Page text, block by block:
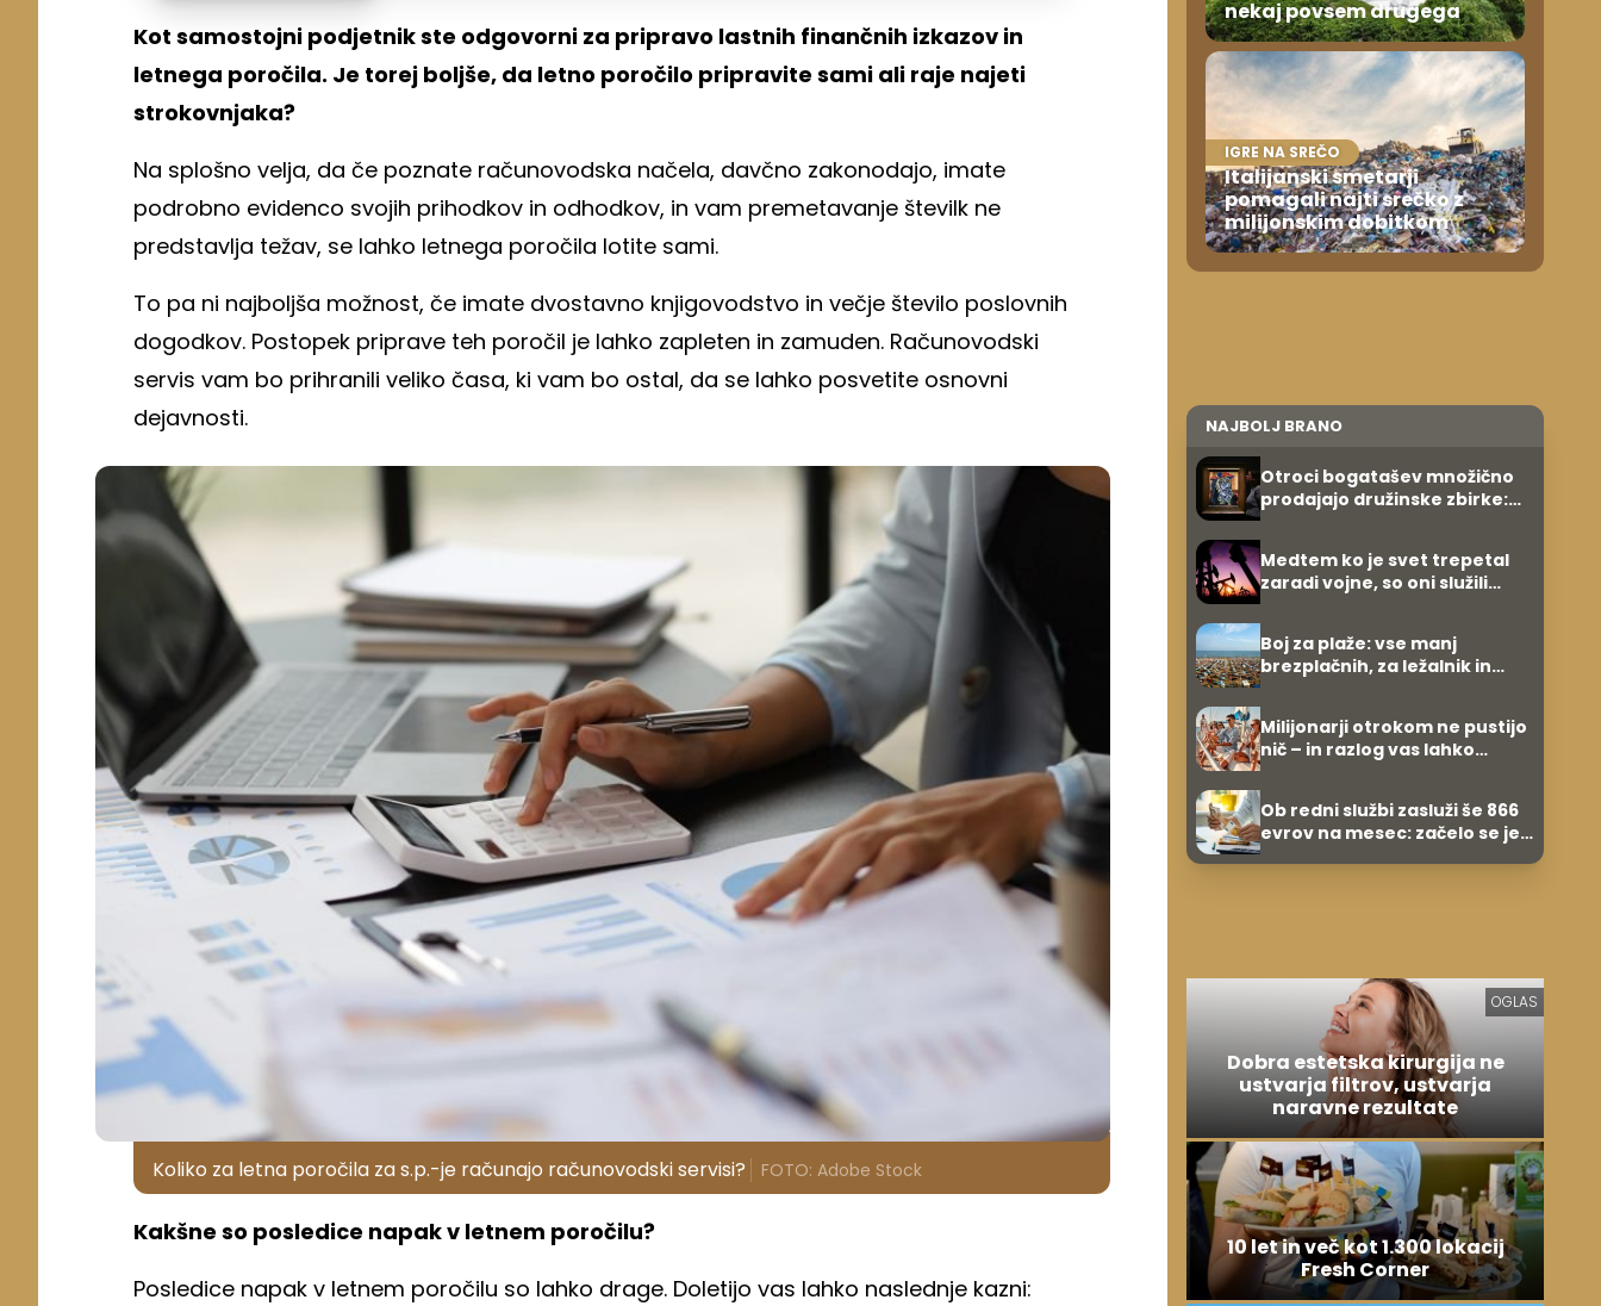
Kot samostojni podjetnik ste odgovorni za pripravo lastnih finančnih izkazov in
letnega poročila. Je torej boljše, da letno poročilo pripravite sami ali raje najeti
strokovnjaka?
Na splošno velja, da če poznate računovodska načela, davčno zakonodajo, imate
podrobno evidenco svojih prihodkov in odhodkov, in vam premetavanje številk ne
predstavlja težav, se lahko letnega poročila lotite sami.
To pa ni najboljša možnost, če imate dvostavno knjigovodstvo in večje število poslovnih
dogodkov. Postopek priprave teh poročil je lahko zapleten in zamuden. Računovodski
servis vam bo prihranili veliko časa, ki vam bo ostal, da se lahko posvetite osnovni
dejavnosti.
Koliko za letna poročila za s.p.-je računajo računovodski servisi? FOTO: Adobe Stock
Kakšne so posledice napak v letnem poročilu?
Posledice napak v letnem poročilu so lahko drage. Doletijo vas lahko naslednje kazni:
nekaj povsem drugega
IGRE NA SREČO
Italijanski smetarji
pomagali najti srečko z
milijonskim dobitkom
NAJBOLJ BRANO
Otroci bogatašev množično
prodajajo družinske zbirke:
Medtem ko je svet trepetal
zaradi vojne, so oni služili
Boj za plaže: vse manj
brezplačnih, za ležalnik in
Milijonarji otrokom ne pustijo
nič – in razlog vas lahko
Ob redni službi zasluži še 866
evrov na mesec: začelo se je
OGLAS
Dobra estetska kirurgija ne
ustvarja filtrov, ustvarja
naravne rezultate
10 let in več kot 1.300 lokacij
Fresh Corner